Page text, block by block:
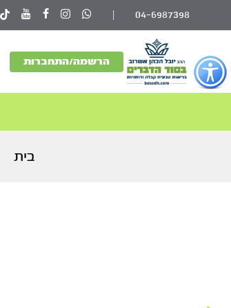
כפתור
לפתיחת
תפריט
נגישות
04-6987398
הרשמה/התחברות
בית